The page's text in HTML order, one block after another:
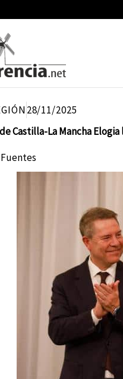
28/11/2025
Castilla-La Mancha